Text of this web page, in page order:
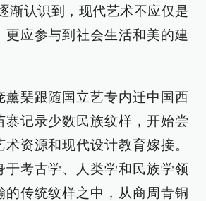
渐认识到，现代艺术不应仅是
更应参与到社会生活和美的建
薰琹跟随国立艺专内迁中国西
寨记录少数民族纹样，开始尝
资源和现代设计教育嫁接。
于考古学、人类学和民族学领
的传统纹样之中，从商周青铜